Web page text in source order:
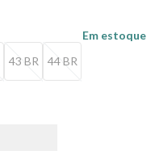
43 BR 44 BR
Em estoque